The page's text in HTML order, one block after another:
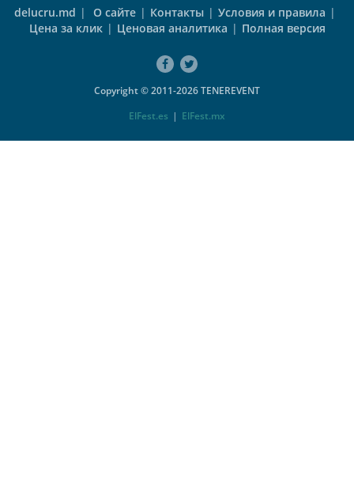
delucru.md | О сайте | Контакты | Условия и правила |
Цена за клик | Ценовая аналитика | Полная версия
Copyright © 2011-2026 TENEREVENT
ElFest.es | ElFest.mx